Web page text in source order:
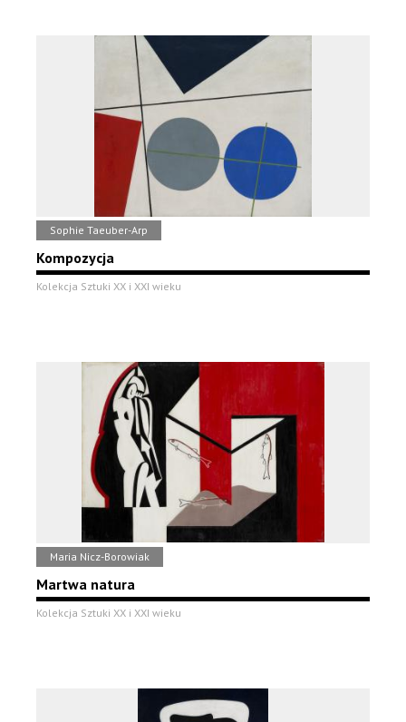
Sophie Taeuber-Arp
Kompozycja
Kolekcja Sztuki XX i XXI wieku
Maria Nicz-Borowiak
Martwa natura
Kolekcja Sztuki XX i XXI wieku